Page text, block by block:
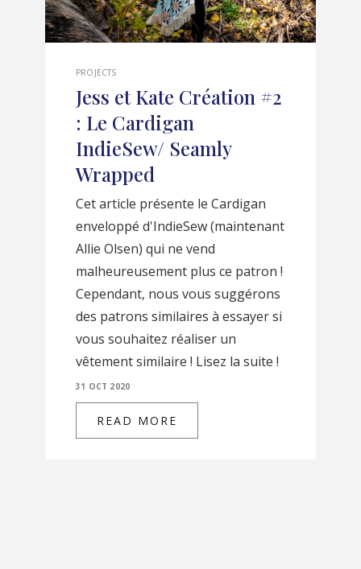
PROJECTS
Jess et Kate Création #2
: Le Cardigan
IndieSew/ Seamly
Wrapped
Cet article présente le Cardigan
enveloppé d'IndieSew (maintenant
Allie Olsen) qui ne vend
malheureusement plus ce patron !
Cependant, nous vous suggérons
des patrons similaires à essayer si
vous souhaitez réaliser un
vêtement similaire ! Lisez la suite !
READ MORE
31 OCT 2020